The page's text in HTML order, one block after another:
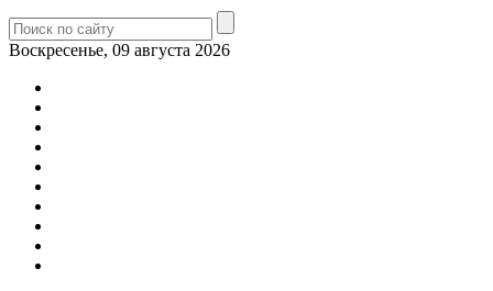
Воскресенье, 09 августа 2026